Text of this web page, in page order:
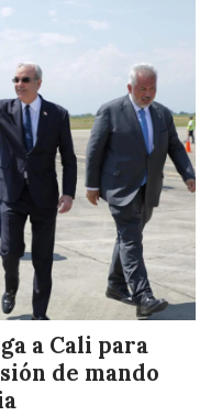
a Cali para
de mando